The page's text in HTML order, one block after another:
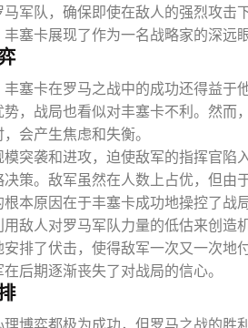
军队，确保即使在敌人的强烈攻击
塞卡展现了作为一名战略家的深远眼
塞卡在罗马之战中的成功还得益于
，战局也看似对丰塞卡不利。然而
会产生焦虑和失衡。
突袭和进攻，迫使敌军的指挥官陷
策。敌军虽然在人数上占优，但由
本原因在于丰塞卡成功地操控了战
敌人对罗马军队力量的低估来创造
排了伏击，使得敌军一次又一次地
后期逐渐丧失了对战局的信心。